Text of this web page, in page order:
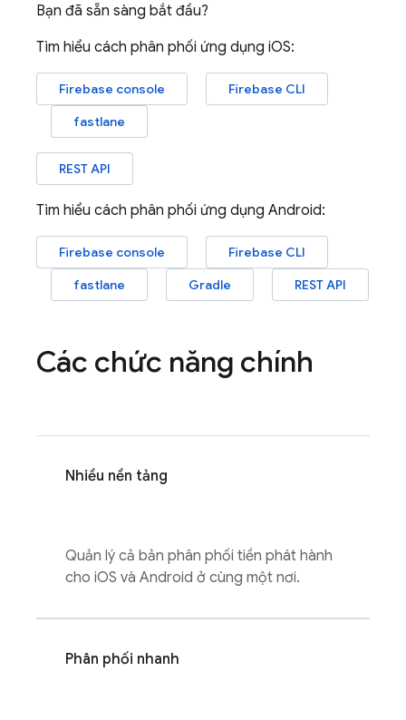
Bạn đã sẵn sàng bắt đầu?
Tìm hiểu cách phân phối ứng dụng iOS:
Firebase console Firebase CLI
fastlane
REST API
Tìm hiểu cách phân phối ứng dụng Android:
Firebase console Firebase CLI
fastlane
Gradle REST API
Các chức năng chính
Nhiều nền tảng
Quản lý cả bản phân phối tiền phát hành
cho iOS và Android ở cùng một nơi.
Phân phối nhanh